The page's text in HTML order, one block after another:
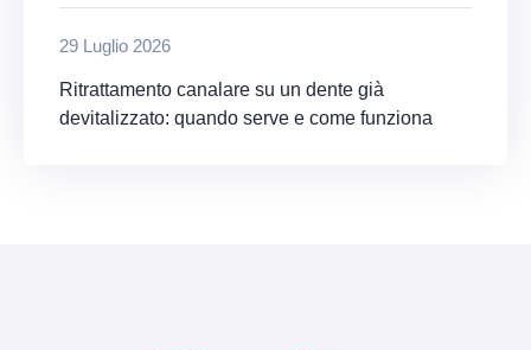
29 Luglio 2026
Ritrattamento canalare su un dente già
devitalizzato: quando serve e come funziona